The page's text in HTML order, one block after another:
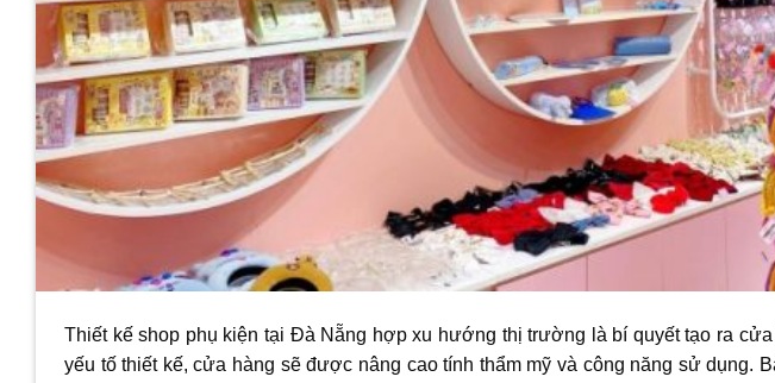
Thiết kế shop phụ kiện tại Đà Nẵng hợp xu hướng thị trường là bí quyết tạo ra
yếu tố thiết kế, cửa hàng sẽ được nâng cao tính thẩm mỹ và công năng sử dụng.